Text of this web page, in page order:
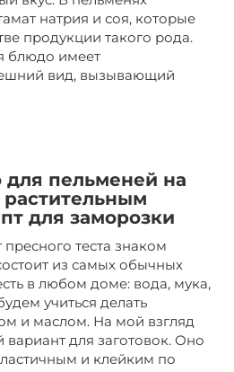
натрия и соя, которые
продукции такого рода.
блюдо имеет
вид, вызывающий
для пельменей на
для заморозки
теста знаком
из самых обычных
в любом доме: вода, мука,
учиться делать
и маслом. На мой взгляд
для заготовок. Оно
и клейким по